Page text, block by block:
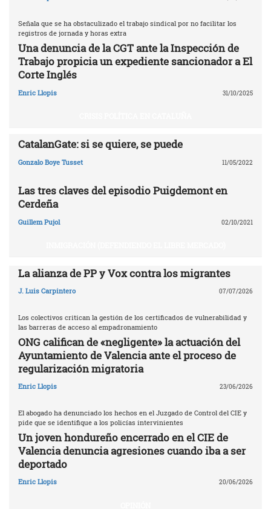
Señala que se ha obstaculizado el trabajo sindical por no facilitar los
registros de jornada y horas extra
Una denuncia de la CGT ante la Inspección de
Trabajo propicia un expediente sancionador a El
Corte Inglés
Enric Llopis 31/10/2025
CatalanGate: si se quiere, se puede
Gonzalo Boye Tusset 11/05/2022
Las tres claves del episodio Puigdemont en
Cerdeña
Guillem Pujol 02/10/2021
La alianza de PP y Vox contra los migrantes
J. Luis Carpintero 07/07/2026
Los colectivos critican la gestión de los certificados de vulnerabilidad y
las barreras de acceso al empadronamiento
ONG califican de «negligente» la actuación del
Ayuntamiento de Valencia ante el proceso de
regularización migratoria
Enric Llopis 23/06/2026
El abogado ha denunciado los hechos en el Juzgado de Control del CIE y
pide que se identifique a los policías intervinientes
Un joven hondureño encerrado en el CIE de
Valencia denuncia agresiones cuando iba a ser
deportado
Enric Llopis 20/06/2026